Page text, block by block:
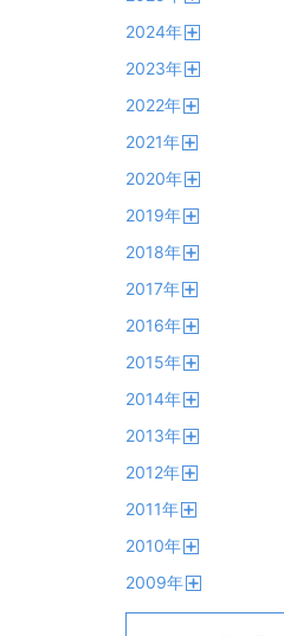
2024年
2023年
2022年
2021年
2020年
2019年
2018年
2017年
2016年
2015年
2014年
2013年
2012年
2011年
2010年
2009年